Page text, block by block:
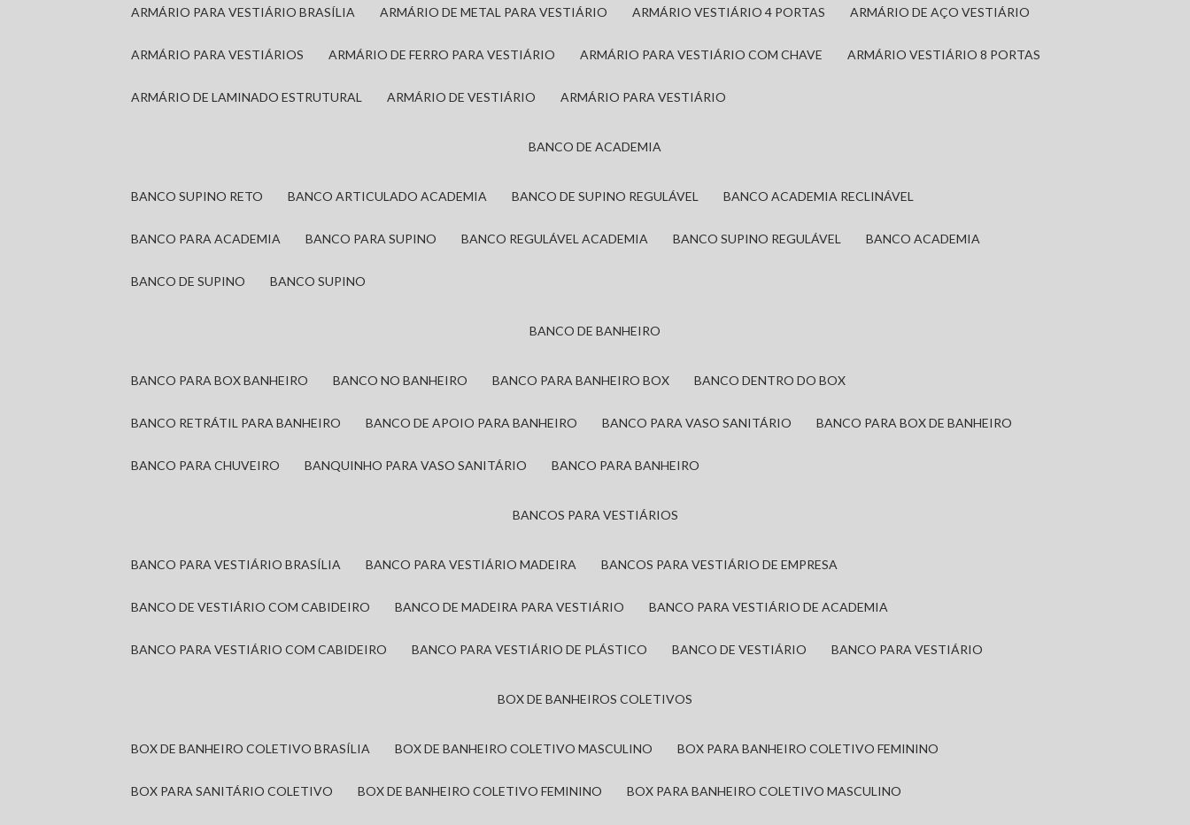
ARMÁRIO PARA VESTIÁRIO BRASÍLIA ARMÁRIO DE METAL PARA VESTIÁRIO ARMÁRIO VESTIÁRIO 4 PORTAS ARMÁRIO DE AÇO VESTIÁRIO
ARMÁRIO PARA VESTIÁRIOS ARMÁRIO DE FERRO PARA VESTIÁRIO ARMÁRIO PARA VESTIÁRIO COM CHAVE ARMÁRIO VESTIÁRIO 8 PORTAS
ARMÁRIO DE LAMINADO ESTRUTURAL ARMÁRIO DE VESTIÁRIO ARMÁRIO PARA VESTIÁRIO
BANCO DE ACADEMIA
BANCO SUPINO RETO BANCO ARTICULADO ACADEMIA BANCO DE SUPINO REGULÁVEL BANCO ACADEMIA RECLINÁVEL
BANCO PARA ACADEMIA BANCO PARA SUPINO BANCO REGULÁVEL ACADEMIA BANCO SUPINO REGULÁVEL BANCO ACADEMIA
BANCO DE SUPINO BANCO SUPINO
BANCO DE BANHEIRO
BANCO PARA BOX BANHEIRO BANCO NO BANHEIRO BANCO PARA BANHEIRO BOX BANCO DENTRO DO BOX
BANCO RETRÁTIL PARA BANHEIRO BANCO DE APOIO PARA BANHEIRO BANCO PARA VASO SANITÁRIO BANCO PARA BOX DE BANHEIRO
BANCO PARA CHUVEIRO BANQUINHO PARA VASO SANITÁRIO BANCO PARA BANHEIRO
BANCOS PARA VESTIÁRIOS
BANCO PARA VESTIÁRIO BRASÍLIA BANCO PARA VESTIÁRIO MADEIRA BANCOS PARA VESTIÁRIO DE EMPRESA
BANCO DE VESTIÁRIO COM CABIDEIRO BANCO DE MADEIRA PARA VESTIÁRIO BANCO PARA VESTIÁRIO DE ACADEMIA
BANCO PARA VESTIÁRIO COM CABIDEIRO BANCO PARA VESTIÁRIO DE PLÁSTICO BANCO DE VESTIÁRIO BANCO PARA VESTIÁRIO
BOX DE BANHEIROS COLETIVOS
BOX DE BANHEIRO COLETIVO BRASÍLIA BOX DE BANHEIRO COLETIVO MASCULINO BOX PARA BANHEIRO COLETIVO FEMININO
BOX PARA SANITÁRIO COLETIVO BOX DE BANHEIRO COLETIVO FEMININO BOX PARA BANHEIRO COLETIVO MASCULINO